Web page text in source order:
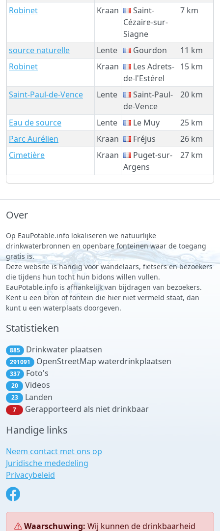
Robinet Kraan
Saint-
Cézaire-sur-
Siagne
7 km
source naturelle Lente Gourdon
11 km
Robinet
Kraan
Les Adrets-
de-l'Estérel
15 km
Saint-Paul-de-Vence Lente
Saint-Paul-
de-Vence
20 km
Eau de source Lente Le Muy
25 km
Parc Aurélien
Kraan Fréjus
26 km
Cimetière
Kraan
Puget-sur-
Argens
27 km
Over
Op EauPotable.info lokaliseren we natuurlijke
drinkwaterbronnen en openbare fonteinen waar de toegang
gratis is.
Deze website is handig voor wandelaars, fietsers en bezoekers
die tijdens hun tocht hun bidons willen vullen.
EauPotable.info is afhankelijk van bijdragen van bezoekers.
Kent u een bron of fontein die hier niet vermeld staat, dan
kunt u een waterplaats doorgeven.
Statistieken
885 Drinkwater plaatsen
291091 OpenStreetMap waterdrinkplaatsen
337 Foto's
20 Videos
23 Landen
7 Gerapporteerd als niet drinkbaar
Handige links
Neem contact met ons op
Juridische mededeling
Privacybeleid
Waarschuwing: Wij kunnen de drinkbaarheid